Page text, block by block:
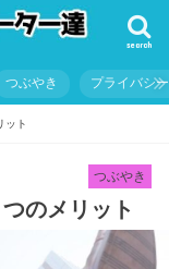
search
つぶやき プライバシ
ット
つぶやき
のメリット